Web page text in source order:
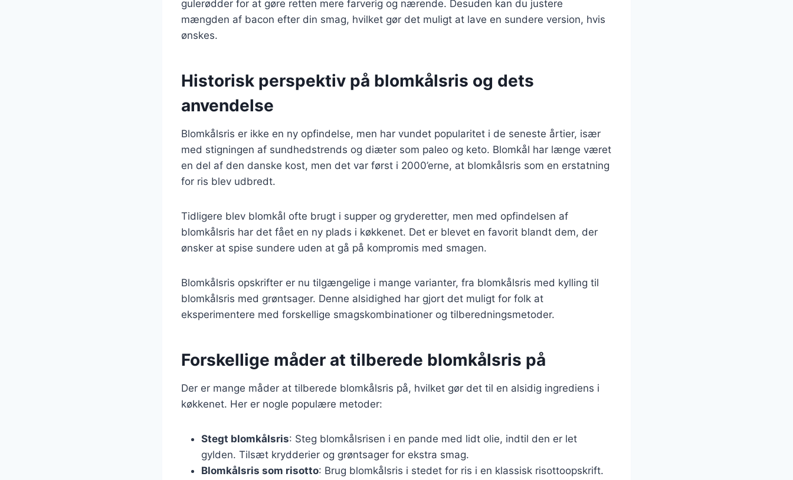
gulerødder for at gøre retten mere farverig og nærende. Desuden kan du justere
mængden af bacon efter din smag, hvilket gør det muligt at lave en sundere version, hvis
ønskes.
Historisk perspektiv på blomkålsris og dets
anvendelse
Blomkålsris er ikke en ny opfindelse, men har vundet popularitet i de seneste årtier, især
med stigningen af sundhedstrends og diæter som paleo og keto. Blomkål har længe været
en del af den danske kost, men det var først i 2000’erne, at blomkålsris som en erstatning
for ris blev udbredt.
Tidligere blev blomkål ofte brugt i supper og gryderetter, men med opfindelsen af
blomkålsris har det fået en ny plads i køkkenet. Det er blevet en favorit blandt dem, der
ønsker at spise sundere uden at gå på kompromis med smagen.
Blomkålsris opskrifter er nu tilgængelige i mange varianter, fra blomkålsris med kylling til
blomkålsris med grøntsager. Denne alsidighed har gjort det muligt for folk at
eksperimentere med forskellige smagskombinationer og tilberedningsmetoder.
Forskellige måder at tilberede blomkålsris på
Der er mange måder at tilberede blomkålsris på, hvilket gør det til en alsidig ingrediens i
køkkenet. Her er nogle populære metoder:
Stegt blomkålsris: Steg blomkålsrisen i en pande med lidt olie, indtil den er let
gylden. Tilsæt krydderier og grøntsager for ekstra smag.
Blomkålsris som risotto: Brug blomkålsris i stedet for ris i en klassisk risottoopskrift.